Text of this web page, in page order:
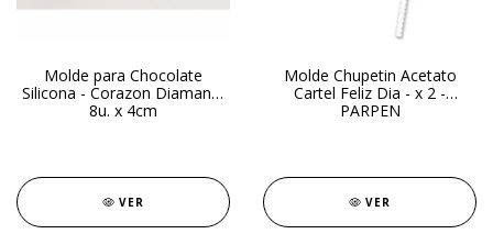
Molde para Chocolate
Silicona - Corazon Diamante
8u. x 4cm
VER
Molde Chupetin Acetato
Cartel Feliz Dia - x 2 -
PARPEN
VER